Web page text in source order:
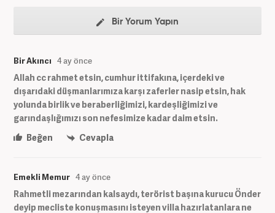
Bir Yorum Yapın
Bir Akıncı 4 ay önce
Allah cc rahmet etsin, cumhur ittifakına, içerdeki ve
dışarıdaki düşmanlarımıza karşı zaferler nasip etsin, hak
yolunda birlik ve beraberliğimizi, kardeşliğimizi ve
garındaşlığımızı son nefesimize kadar daim etsin.
Beğen
Cevapla
Emekli Memur 4 ay önce
Rahmetli mezarından kalsaydı, terörist başına kurucu Önder
deyip mecliste konuşmasını isteyen villa hazırlatanlara ne